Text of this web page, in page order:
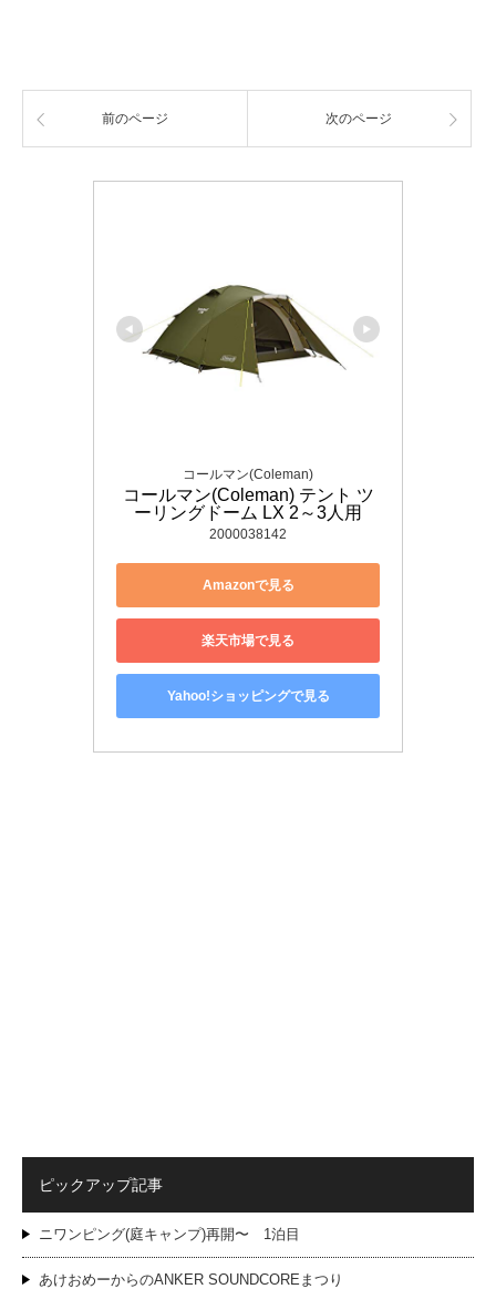
前のページ 次のページ
コールマン(Coleman)
コールマン(Coleman) テント ツ
ーリングドーム LX 2～3人用
2000038142
Amazonで見る
楽天市場で見る
Yahoo!ショッピングで見る
ピックアップ記事
ニワンピング(庭キャンプ)再開〜 1泊目
あけおめーからのANKER SOUNDCOREまつり